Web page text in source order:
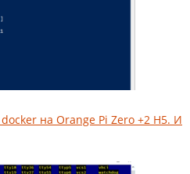
на Orange Pi Zero +2 H5. И